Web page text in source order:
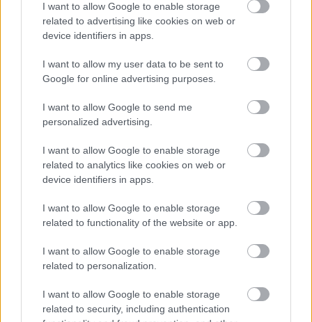
I want to allow Google to enable storage
related to advertising like cookies on web or
device identifiers in apps.
I want to allow my user data to be sent to
Google for online advertising purposes.
I want to allow Google to send me
personalized advertising.
I want to allow Google to enable storage
related to analytics like cookies on web or
device identifiers in apps.
I want to allow Google to enable storage
related to functionality of the website or app.
I want to allow Google to enable storage
related to personalization.
I want to allow Google to enable storage
related to security, including authentication
τελευταίς 10ετίας. Γιατί παίζει το δικό του μπασκετ,
που βασίζεται στην πιστή εφαρμογή του συστήματος.
Δεν έχει τα περισσότερα τρόπαια, γιατί είναι πολλές οι
φορές που το σύστημα δε θα βγει και θα πρέπει να
παρθούν πρωτοβουλίες. Έτσι το έχασε πέρυσι. Η
και η δικαιολογία του (όταν δεν του πάνε σωτά τα
πράγματα). Επειδή στην ιστορία μένουν τα τρόπαια και
αντιξοότητες, επιτυχία θα είναι η κατάκτηση του
τροπαίου. Το ίδιο ισχύει και για τον ΠΑΟ.
Απάντησε
3 Likes
pit.77
09/05/2024 - 17:33
Μια χαρά μένουν στην ιστορία και οι καλοί
προπονητές και οι συμμετοχές σε τελικούς . Δεν είναι
τιμά όσους δώσαν το κάτι ξεχωριστό. Άλλωστε ο
Μπαρτζώκας έχει ήδη έναν τίτλο και πολλούς